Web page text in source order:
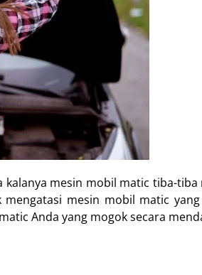
mesin mobil matic tiba-
mesin mobil matic
Anda yang mogok secara